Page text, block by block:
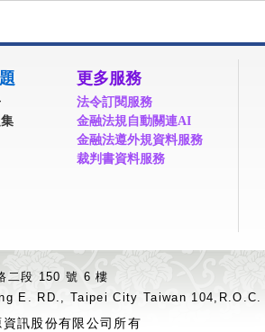
更多服務
法令訂閱服務
金融法規自動關連AI
金融法遵外規資料服務
裁判書資料服務
二段 150 號 6 樓
E. RD., Taipei City Taiwan 104,R.O.C.
訊股份有限公司所有